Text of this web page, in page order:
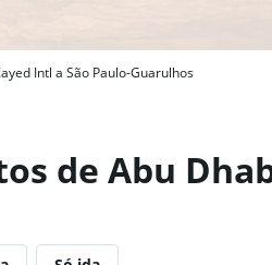
Intl a São Paulo-Guarulhos
de Abu